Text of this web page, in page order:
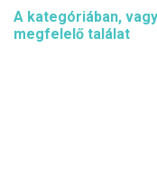
A kategóriában,
megfelelő találat